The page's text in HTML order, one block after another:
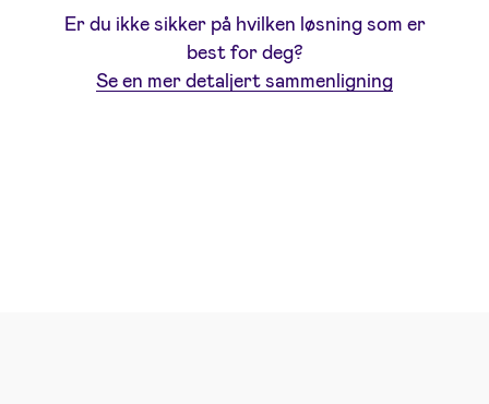
Er du ikke sikker på hvilken løsning som er
best for deg?
Se en mer detaljert sammenligning